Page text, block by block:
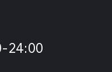
24:00